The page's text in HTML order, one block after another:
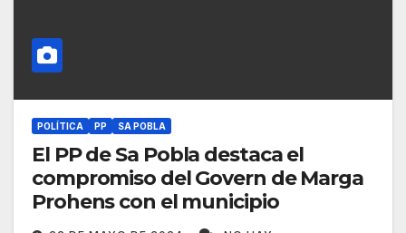
POLÍTICA PP SA POBLA
El PP de Sa Pobla destaca el
compromiso del Govern de Marga
Prohens con el municipio